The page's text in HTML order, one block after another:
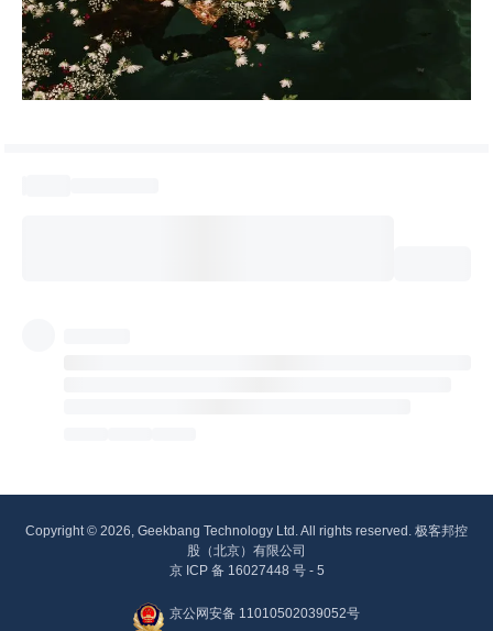
Copyright © 2026, Geekbang Technology Ltd. All rights reserved. 极客邦控
股（北京）有限公司
京 ICP 备 16027448 号 - 5
京公网安备 11010502039052号